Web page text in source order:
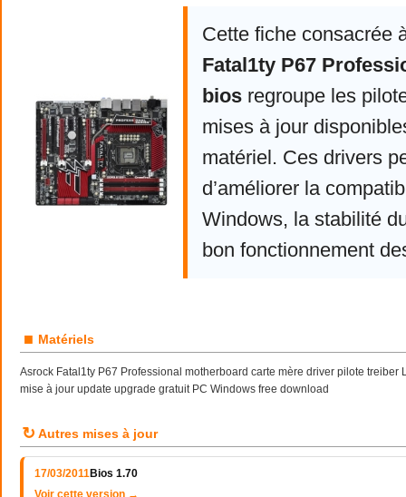
Cette fiche consacrée
Fatal1ty P67
bios regroupe les
mises à jour
matériel. Ces drivers
d’améliorer la
Windows, la stabilité
bon fonctionnement
■ Matériels
Asrock Fatal1ty P67 Professional motherboard carte mère driver pilote treiber
mise à jour update upgrade gratuit PC Windows free download
↻ Autres mises à jour
17/03/2011Bios 1.70
Voir cette version →